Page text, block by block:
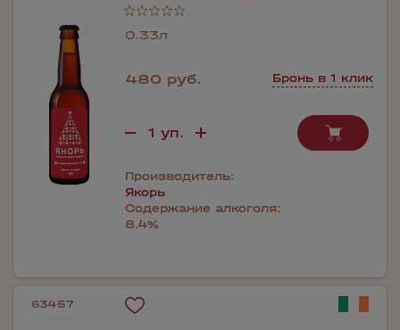
0.33л
480 руб. Бронь в 1 клик
Производитель:
Якорь
Содержание алкоголя:
8.4%
63457